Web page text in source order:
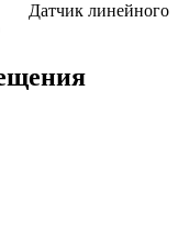
Датчик линейного